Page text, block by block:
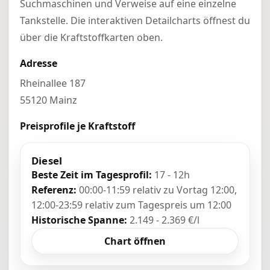
Suchmaschinen und Verweise auf eine einzelne
Tankstelle. Die interaktiven Detailcharts öffnest du
über die Kraftstoffkarten oben.
Adresse
Rheinallee 187
55120 Mainz
Preisprofile je Kraftstoff
Diesel
Beste Zeit im Tagesprofil: 17 - 12h
Referenz: 00:00-11:59 relativ zu Vortag 12:00,
12:00-23:59 relativ zum Tagespreis um 12:00
Historische Spanne: 2.149 - 2.369 €/l
Chart öffnen